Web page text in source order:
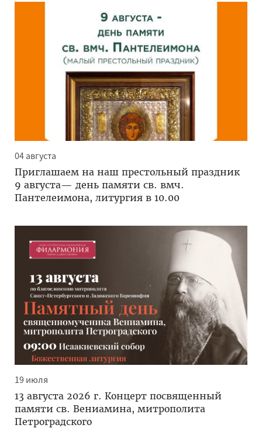
04 августа
Приглашаем на наш престольный праздник
9 августа— день памяти св. вмч.
Пантелеимона, литургия в 10.00
19 июля
13 августа 2026 г. Концерт посвященный
памяти св. Вениамина, митрополита
Петроградского